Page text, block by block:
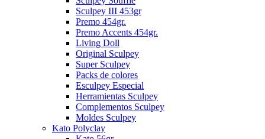
Sculpey III 453gr
Premo 454gr.
Premo Accents 454gr.
Living Doll
Original Sculpey
Super Sculpey
Packs de colores
Esculpey Especial
Herramientas Sculpey
Complementos Sculpey
Moldes Sculpey
Kato Polyclay